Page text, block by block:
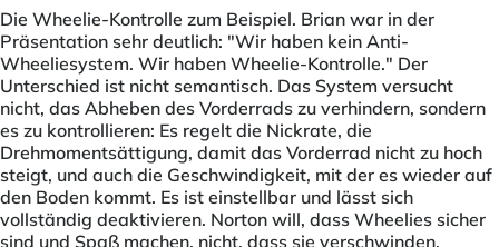
Die Wheelie-Kontrolle zum Beispiel. Brian war in der
Präsentation sehr deutlich: "Wir haben kein Anti-
Wheeliesystem. Wir haben Wheelie-Kontrolle." Der
Unterschied ist nicht semantisch. Das System versucht
nicht, das Abheben des Vorderrads zu verhindern, sondern
es zu kontrollieren: Es regelt die Nickrate, die
Drehmomentsättigung, damit das Vorderrad nicht zu hoch
steigt, und auch die Geschwindigkeit, mit der es wieder auf
den Boden kommt. Es ist einstellbar und lässt sich
vollständig deaktivieren. Norton will, dass Wheelies sicher
sind und Spaß machen, nicht, dass sie verschwinden.